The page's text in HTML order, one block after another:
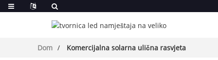
Dom Komercijalna solarna ulična rasvjeta